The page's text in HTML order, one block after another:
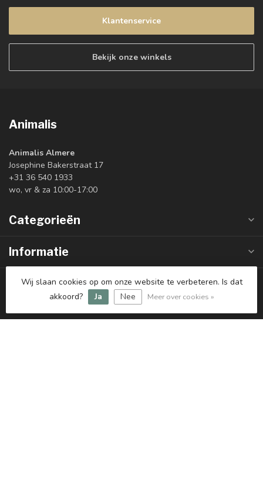
Klantenservice
Bekijk onze winkels
Animalis
Animalis Almere
Josephine Bakerstraat 17
+31 36 540 1933
wo, vr & za 10:00-17:00
Categorieën
Informatie
Mijn account
Wij slaan cookies op om onze website te verbeteren. Is dat
akkoord?
Ja Nee Meer over cookies »